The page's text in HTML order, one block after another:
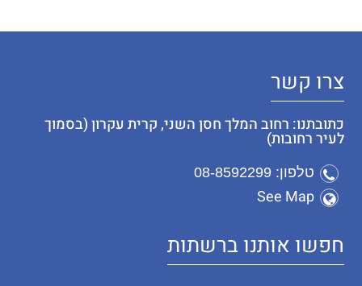
צרו קשר
כתובתנו: רחוב המלך חסן השני, קרית עקרון (בסמוך
לעיר רחובות)
טלפון: 08-8592299
See Map
חפשו אותנו ברשתות